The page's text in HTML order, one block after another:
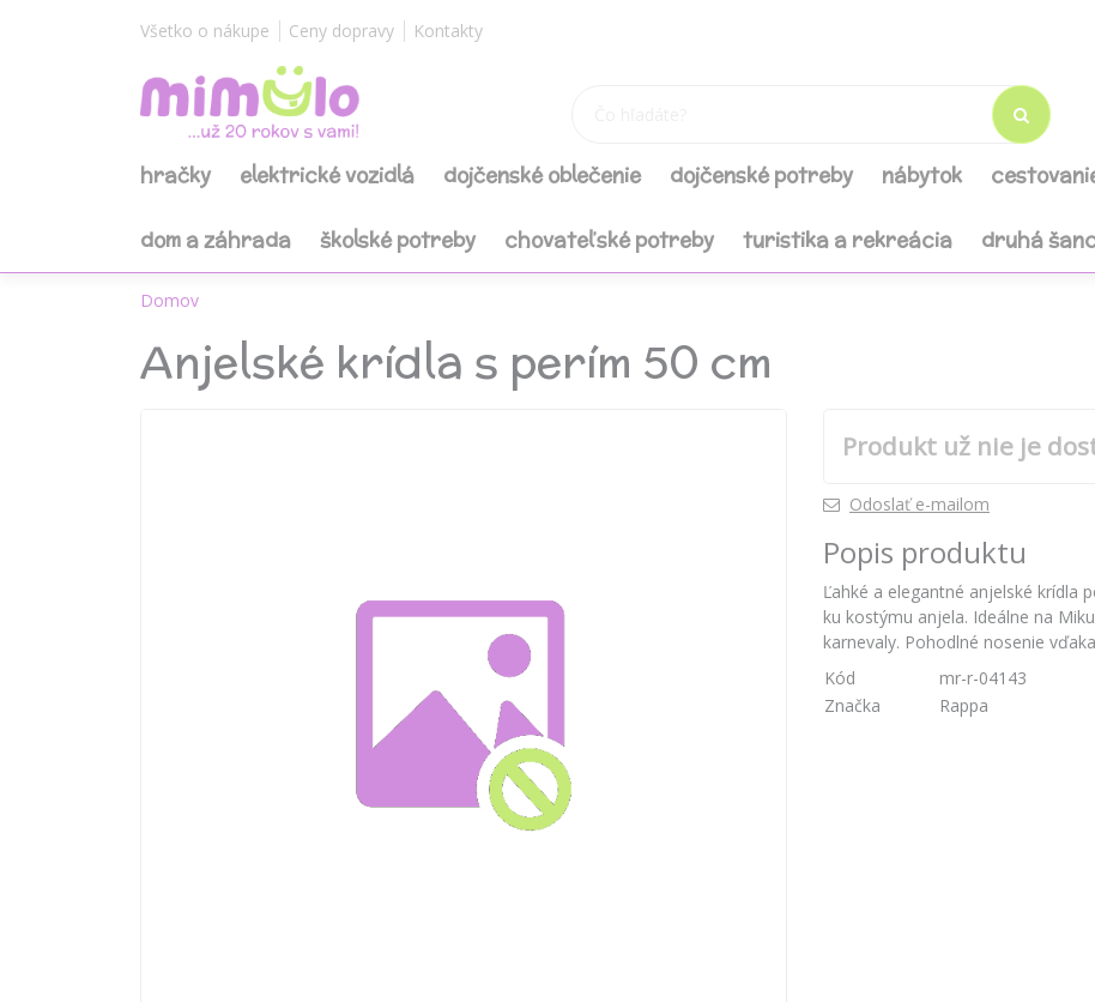
Všetko o nákupe Ceny dopravy Kontakty
hračky elektrické vozidlá dojčenské oblečenie dojčenské potreby nábytok
dom a záhrada školské potreby chovateľské potreby turistika a rekreácia druhá
Domov
Anjelské krídla s perím 50 cm
Produkt už nie je
Odoslať e-mailom
Popis produktu
Ľahké a elegantné anjelské krídla
ku kostýmu anjela. Ideálne na
karnevaly. Pohodlné nosenie
Kód
mr-r-04143
Značka
Rappa